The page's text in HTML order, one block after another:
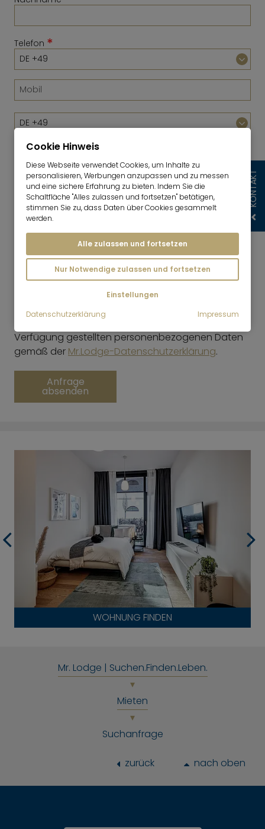
Telefon *
E-Mail*
Angaben wie in derMr. Lodge-
Datenschutzerklärungbeschrieben, verwendet,
um mir individuelle Angebote zu Objekten, die für
mich von Interesse sein könnten, zuzusenden.
Meine Einwilligung kann ich jederzeit mit Wirkung
für die Zukunft widerrufen *
Mr.Lodge GmbH verarbeitet die von Ihnen zur
Verfügung gestellten personenbezogenen Daten
gemäß der Mr.Lodge-Datenschutzerklärung.
Anfrage
absenden
WOHNUNG FINDEN
Mr. Lodge | Suchen.Finden.Leben.
Mieten
Suchanfrage
zurück nach oben
KONTAKT
Cookie Hinweis
Diese Webseite verwendet Cookies, um Inhalte zu
personalisieren, Werbungen anzupassen und zu messen
und eine sichere Erfahrung zu bieten. Indem Sie die
Schaltfläche "Alles zulassen und fortsetzen" betätigen,
stimmen Sie zu, dass Daten über Cookies gesammelt
werden.
Alle zulassen und fortsetzen
Nur Notwendige zulassen und fortsetzen
Einstellungen
Datenschutzerklärung
Impressum